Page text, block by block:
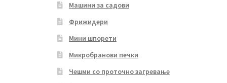
Машини за садови
Фрижидери
Мини шпорети
Микробранови печки
Чешми со проточно загревање